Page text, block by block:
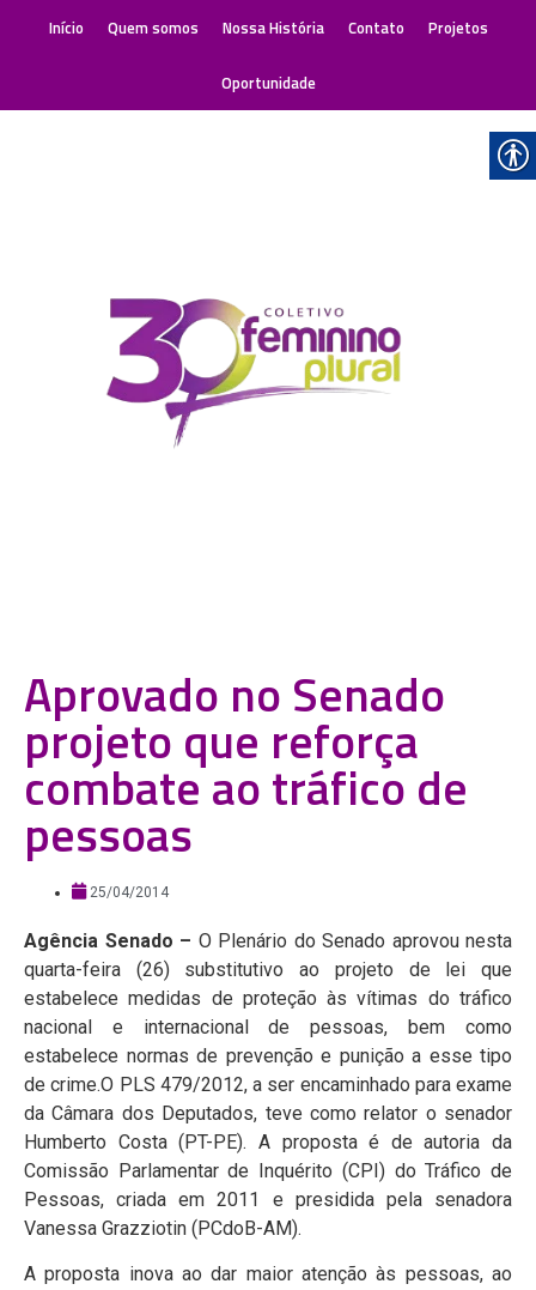
Início Quem somos Nossa História Contato Projetos
Oportunidade
Aprovado no Senado
projeto que reforça
combate ao tráfico de
pessoas
25/04/2014
Agência Senado – O Plenário do Senado aprovou nesta
quarta-feira (26) substitutivo ao projeto de lei que
estabelece medidas de proteção às vítimas do tráfico
nacional e internacional de pessoas, bem como
estabelece normas de prevenção e punição a esse tipo
de crime.O PLS 479/2012, a ser encaminhado para exame
da Câmara dos Deputados, teve como relator o senador
Humberto Costa (PT-PE). A proposta é de autoria da
Comissão Parlamentar de Inquérito (CPI) do Tráfico de
Pessoas, criada em 2011 e presidida pela senadora
Vanessa Grazziotin (PCdoB-AM).
A proposta inova ao dar maior atenção às pessoas, ao